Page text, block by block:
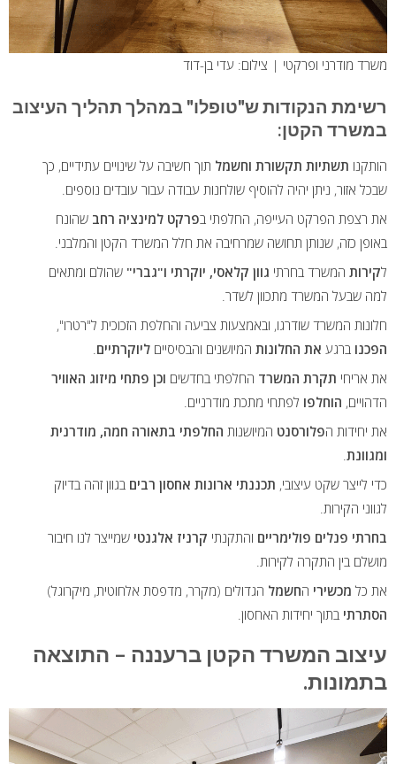
משרד מודרני ופרקטי | צילום: עדי בן-דוד
רשימת הנקודות ש"טופלו" במהלך תהליך העיצוב
במשרד הקטן:
הותקנו תשתיות תקשורת וחשמל תוך חשיבה על שינויים עתידיים, כך
שבכל אזור, ניתן יהיה להוסיף שולחנות עבודה עבור עובדים נוספים.
את רצפת הפרקט העייפה, החלפתי בפרקט למינציה רחב שהונח
באופן כזה, שנותן תחושה שמרחיבה את חלל המשרד הקטן והמלבני.
לקירות המשרד בחרתי גוון קלאסי, יוקרתי ו"גברי" שהולם ומתאים
למה שבעל המשרד מתכוון לשדר.
חלונות המשרד שודרגו, ובאמצעות צביעה והחלפת הזכוכית ל"רטרו",
הפכנו ברגע את החלונות המיושנים והבסיסיים ליוקרתיים.
את אריחי תקרת המשרד החלפתי בחדשים וכן פתחי מיזוג האוויר
הדהויים, הוחלפו לפתחי מתכת מודרניים.
את יחידות הפלורסנט המיושנות החלפתי בתאורה חמה, מודרנית
ומגוונת.
כדי לייצר שקט עיצובי, תכננתי ארונות אחסון רבים בגוון זהה בדיוק
לגווני הקירות.
בחרתי פנלים פולימריים והתקנתי קרניז אלגנטי שמייצר לנו חיבור
מושלם בין התקרה לקירות.
את כל מכשירי החשמל הגדולים (מקרר, מדפסת אלחוטית, מיקרוגל)
הסתרתי בתוך יחידות האחסון.
עיצוב המשרד הקטן ברעננה – התוצאה
בתמונות.